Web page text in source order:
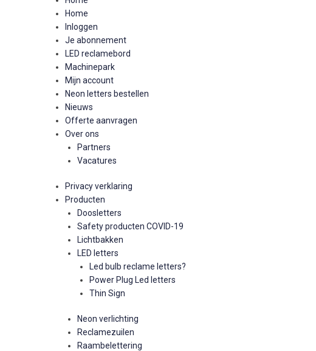
Home
Inloggen
Je abonnement
LED reclamebord
Machinepark
Mijn account
Neon letters bestellen
Nieuws
Offerte aanvragen
Over ons
Partners
Vacatures
Privacy verklaring
Producten
Doosletters
Safety producten COVID-19
Lichtbakken
LED letters
Led bulb reclame letters?
Power Plug Led letters
Thin Sign
Neon verlichting
Reclamezuilen
Raambelettering